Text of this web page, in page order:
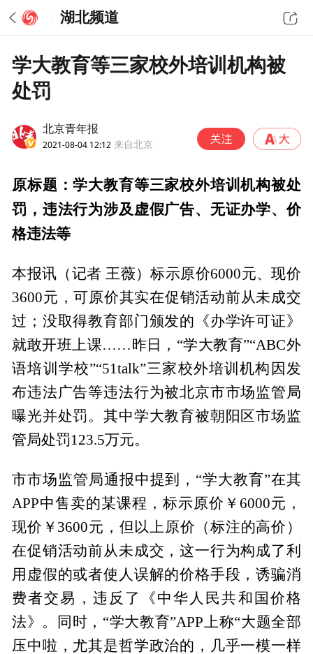
湖北频道
学大教育等三家校外培训机构被
处罚
北京青年报
2021-08-04 12:12 来自北京
原标题：学大教育等三家校外培训机构被处
罚 ， 违法行为涉及虚假广告、无证办学、价
格违法等
本报讯（记者 王薇）标示原价6000元、现价
3600元，可原价其实在促销活动前从未成交
过；没取得教育部门颁发的《办学许可证》
就敢开班上课……昨日，“学大教育”“ABC外
语培训学校”“51talk”三家校外培训机构因发
布违法广告等违法行为被北京市市场监管局
曝光并处罚。其中学大教育被朝阳区市场监
管局处罚123.5万元。
市市场监管局通报中提到，“学大教育”在其
APP中售卖的某课程，标示原价￥6000元，
现价￥3600元，但以上原价（标注的高价）
在促销活动前从未成交，这一行为构成了利
用虚假的或者使人误解的价格手段，诱骗消
费者交易，违反了《中华人民共和国价格
法》。同时，“学大教育”APP上称“大题全部
压中啦，尤其是哲学政治的，几乎一模一样